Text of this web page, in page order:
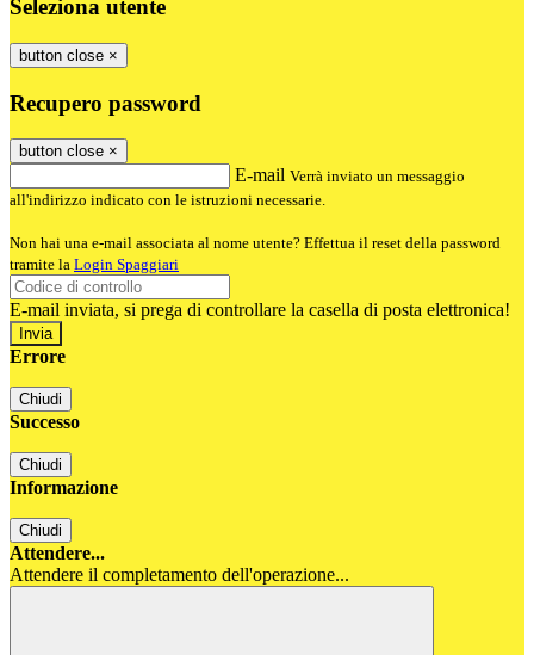
Seleziona utente
button close ×
Recupero password
button close ×
E-mail Verrà inviato un messaggio
all'indirizzo indicato con le istruzioni necessarie.
Non hai una e-mail associata al nome utente? Effettua il reset della password
tramite la Login Spaggiari
E-mail inviata, si prega di controllare la casella di posta elettronica!
Errore
Chiudi
Successo
Chiudi
Informazione
Chiudi
Attendere...
Attendere il completamento dell'operazione...